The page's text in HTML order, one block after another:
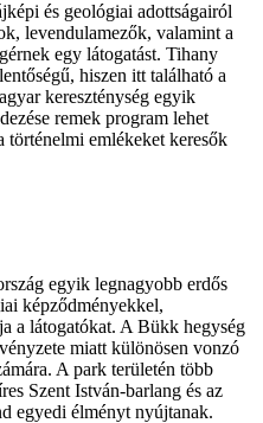
és geológiai adottságairól
levendulamezők, valamint a
egy látogatást. Tihany
hiszen itt található a
kereszténység egyik
remek program lehet
történelmi emlékeket keresők
egyik legnagyobb erdős
képződményekkel,
a látogatókat. A Bükk hegység
miatt különösen vonzó
A park területén több
Szent István-barlang és az
egyedi élményt nyújtanak.